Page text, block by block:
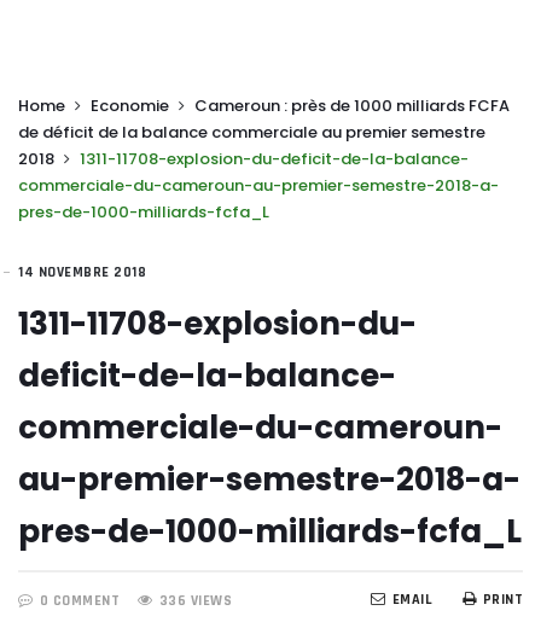
Home Economie
Cameroun : près de 1000 milliards FCFA
de déficit de la balance commerciale au premier semestre
2018
1311-11708-explosion-du-deficit-de-la-balance-
commerciale-du-cameroun-au-premier-semestre-2018-a-
pres-de-1000-milliards-fcfa_L
14 NOVEMBRE 2018
1311-11708-explosion-du-
deficit-de-la-balance-
commerciale-du-cameroun-
au-premier-semestre-2018-a-
pres-de-1000-milliards-fcfa_L
0 COMMENT 336 VIEWS PRINT
EMAIL